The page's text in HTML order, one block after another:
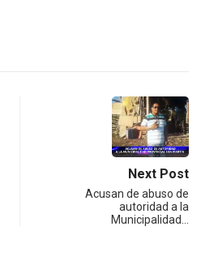
Next Post
Acusan de abuso de
autoridad a la
Municipalidad…